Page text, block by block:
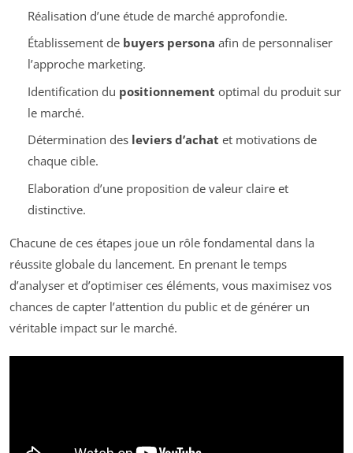
Réalisation d’une étude de marché approfondie.
Établissement de buyers persona afin de personnaliser
l’approche marketing.
Identification du positionnement optimal du produit sur
le marché.
Détermination des leviers d’achat et motivations de
chaque cible.
Elaboration d’une proposition de valeur claire et
distinctive.
Chacune de ces étapes joue un rôle fondamental dans la
réussite globale du lancement. En prenant le temps
d’analyser et d’optimiser ces éléments, vous maximisez vos
chances de capter l’attention du public et de générer un
véritable impact sur le marché.